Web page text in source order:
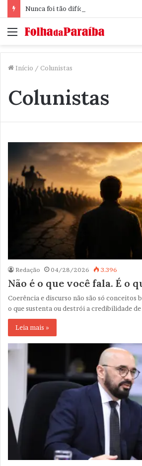
Nunca foi tão difícil pensar
Menu
Início / Colunistas
Colunistas
Redação 04/28/2026 3.396
Não é o que você fala. É o
Coerência e discurso não são só conceitos
o que sustenta ou destrói a credibilidade
Leia mais »